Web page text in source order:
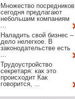
Множество посредников
сегодня предлагают
небольшим компаниям
...
Наладить свой бизнес –
дело нелегкое. В
законодательстве есть
...
Трудоустройство
секретаря: как это
происходит Как
говорится, ...